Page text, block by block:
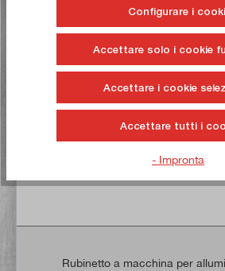
Rubinetto a macchina per
Comprate ora!
Configurare i
Accettare solo i cookie
Accettare i cookie
Accettare tutti i
- Impronta